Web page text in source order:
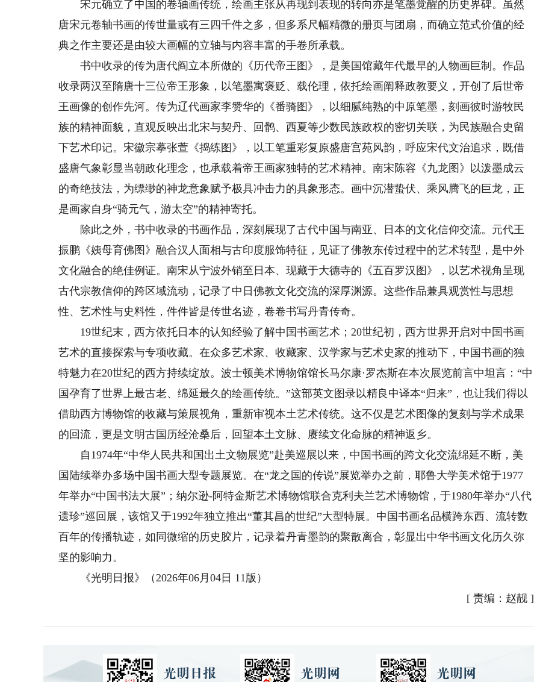
宋元确立了中国的卷轴画传统，绘画主张从再现到表现的转向亦是笔墨觉醒的历史界碑。虽然
唐宋元卷轴书画的传世量或有三四千件之多，但多系尺幅精微的册页与团扇，而确立范式价值的经
典之作主要还是由较大画幅的立轴与内容丰富的手卷所承载。
书中收录的传为唐代阎立本所做的《历代帝王图》，是美国馆藏年代最早的人物画巨制。作品
收录两汉至隋唐十三位帝王形象，以笔墨寓褒贬、载伦理，依托绘画阐释政教要义，开创了后世帝
王画像的创作先河。传为辽代画家李赞华的《番骑图》，以细腻纯熟的中原笔墨，刻画彼时游牧民
族的精神面貌，直观反映出北宋与契丹、回鹘、西夏等少数民族政权的密切关联，为民族融合史留
下艺术印记。宋徽宗摹张萱《捣练图》，以工笔重彩复原盛唐宫苑风韵，呼应宋代文治追求，既借
盛唐气象彰显当朝政化理念，也承载着帝王画家独特的艺术精神。南宋陈容《九龙图》以泼墨成云
的奇绝技法，为缥缈的神龙意象赋予极具冲击力的具象形态。画中沉潜蛰伏、乘风腾飞的巨龙，正
是画家自身“骑元气，游太空”的精神寄托。
除此之外，书中收录的书画作品，深刻展现了古代中国与南亚、日本的文化信仰交流。元代王
振鹏《姨母育佛图》融合汉人面相与古印度服饰特征，见证了佛教东传过程中的艺术转型，是中外
文化融合的绝佳例证。南宋从宁波外销至日本、现藏于大德寺的《五百罗汉图》，以艺术视角呈现
古代宗教信仰的跨区域流动，记录了中日佛教文化交流的深厚渊源。这些作品兼具观赏性与思想
性、艺术性与史料性，件件皆是传世名迹，卷卷书写丹青传奇。
19世纪末，西方依托日本的认知经验了解中国书画艺术；20世纪初，西方世界开启对中国书画
艺术的直接探索与专项收藏。在众多艺术家、收藏家、汉学家与艺术史家的推动下，中国书画的独
特魅力在20世纪的西方持续绽放。波士顿美术博物馆馆长马尔康·罗杰斯在本次展览前言中坦言：“中
国孕育了世界上最古老、绵延最久的绘画传统。”这部英文图录以精良中译本“归来”，也让我们得以
借助西方博物馆的收藏与策展视角，重新审视本土艺术传统。这不仅是艺术图像的复刻与学术成果
的回流，更是文明古国历经沧桑后，回望本土文脉、赓续文化命脉的精神返乡。
自1974年“中华人民共和国出土文物展览”赴美巡展以来，中国书画的跨文化交流绵延不断，美
国陆续举办多场中国书画大型专题展览。在“龙之国的传说”展览举办之前，耶鲁大学美术馆于1977
年举办“中国书法大展”；纳尔逊-阿特金斯艺术博物馆联合克利夫兰艺术博物馆，于1980年举办“八代
遗珍”巡回展，该馆又于1992年独立推出“董其昌的世纪”大型特展。中国书画名品横跨东西、流转数
百年的传播轨迹，如同微缩的历史胶片，记录着丹青墨韵的聚散离合，彰显出中华书画文化历久弥
坚的影响力。
《光明日报》（2026年06月04日 11版）
[ 责编：赵靓]